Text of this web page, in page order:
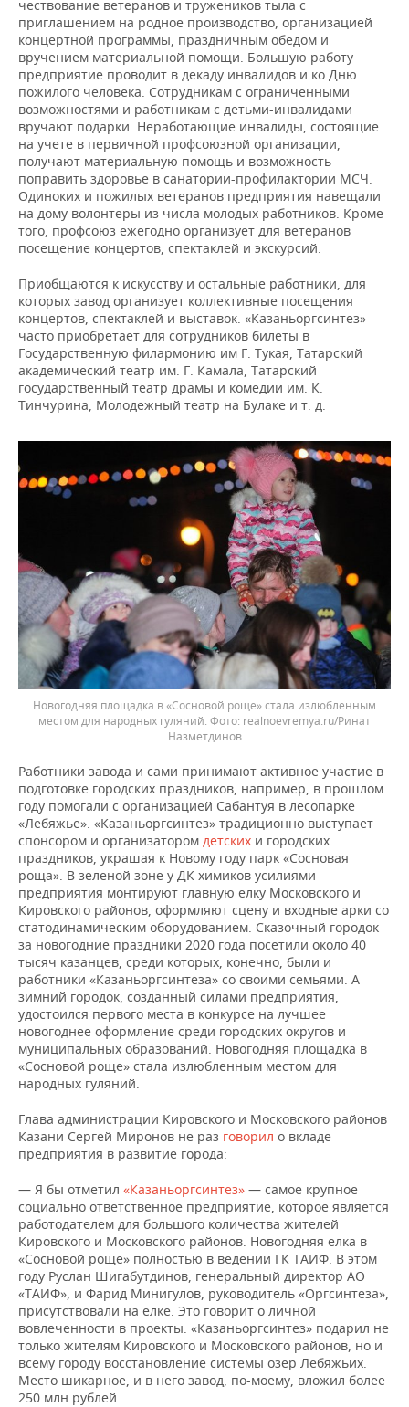
чествование ветеранов и тружеников тыла с
приглашением на родное производство, организацией
концертной программы, праздничным обедом и
вручением материальной помощи. Большую работу
предприятие проводит в декаду инвалидов и ко Дню
пожилого человека. Сотрудникам с ограниченными
возможностями и работникам с детьми-инвалидами
вручают подарки. Неработающие инвалиды, состоящие
на учете в первичной профсоюзной организации,
получают материальную помощь и возможность
поправить здоровье в санатории-профилактории МСЧ.
Одиноких и пожилых ветеранов предприятия навещали
на дому волонтеры из числа молодых работников. Кроме
того, профсоюз ежегодно организует для ветеранов
посещение концертов, спектаклей и экскурсий.
Приобщаются к искусству и остальные работники, для
которых завод организует коллективные посещения
концертов, спектаклей и выставок. «Казаньоргсинтез»
часто приобретает для сотрудников билеты в
Государственную филармонию им Г. Тукая, Татарский
академический театр им. Г. Камала, Татарский
государственный театр драмы и комедии им. К.
Тинчурина, Молодежный театр на Булаке и т. д.
Новогодняя площадка в «Сосновой роще» стала излюбленным
местом для народных гуляний.
realnoevremya.ru/Ринат
Назметдинов
Работники завода и сами принимают активное участие в
подготовке городских праздников, например, в прошлом
году помогали с организацией Сабантуя в лесопарке
«Лебяжье». «Казаньоргсинтез» традиционно выступает
спонсором и организатором детских и городских
праздников, украшая к Новому году парк «Сосновая
роща». В зеленой зоне у ДК химиков усилиями
предприятия монтируют главную елку Московского и
Кировского районов, оформляют сцену и входные арки со
статодинамическим оборудованием. Сказочный городок
за новогодние праздники 2020 года посетили около 40
тысяч казанцев, среди которых, конечно, были и
работники «Казаньоргсинтеза» со своими семьями. А
зимний городок, созданный силами предприятия,
удостоился первого места в конкурсе на лучшее
новогоднее оформление среди городских округов и
муниципальных образований. Новогодняя площадка в
«Сосновой роще» стала излюбленным местом для
народных гуляний.
Глава администрации Кировского и Московского районов
Казани Сергей Миронов не раз говорил о вкладе
предприятия в развитие города:
— Я бы отметил «Казаньоргсинтез» — самое крупное
социально ответственное предприятие, которое является
работодателем для большого количества жителей
Кировского и Московского районов. Новогодняя елка в
«Сосновой роще» полностью в ведении ГК ТАИФ. В этом
году Руслан Шигабутдинов, генеральный директор АО
«ТАИФ», и Фарид Минигулов, руководитель «Оргсинтеза»,
присутствовали на елке. Это говорит о личной
вовлеченности в проекты. «Казаньоргсинтез» подарил не
только жителям Кировского и Московского районов, но и
всему городу восстановление системы озер Лебяжьих.
Место шикарное, и в него завод, по-моему, вложил более
250 млн рублей.